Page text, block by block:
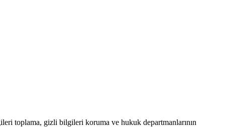
toplama, gizli bilgileri koruma ve hukuk departmanlarının